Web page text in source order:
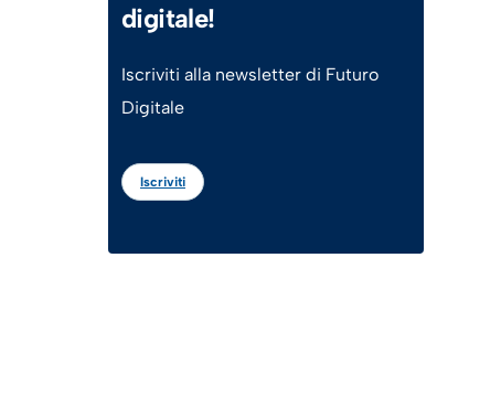
digitale!
Iscriviti alla newsletter di Futuro
Digitale
Iscriviti